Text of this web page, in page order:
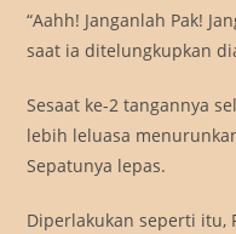
“Aahh! Janganlah Pak!
saat ia ditelungkupkan
Sesaat ke-2 tangannya
lebih leluasa
Sepatunya lepas.
Diperlakukan seperti itu,